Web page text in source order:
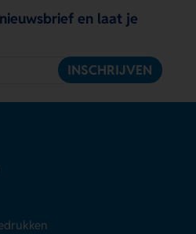
en laat je
INSCHRIJVEN